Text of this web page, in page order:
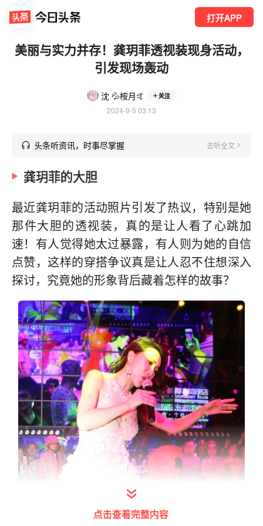
打开APP
美丽与实力并存！龚玥菲透视装现身活动，
引发现场轰动
沈 💦桉月🤙 关注
2024-9-5 03:13
头条听资讯，时事尽掌握 去听全文
龚玥菲的大胆
最近龚玥菲的活动照片引发了热议，特别是她
那件大胆的透视装，真的是让人看了心跳加
速！有人觉得她太过暴露，有人则为她的自信
点赞，这样的穿搭争议真是让人忍不住想深入
探讨，究竟她的形象背后藏着怎样的故事？
点击查看完整内容